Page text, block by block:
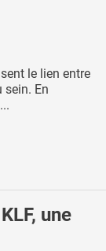
le lien entre
sein. En
une